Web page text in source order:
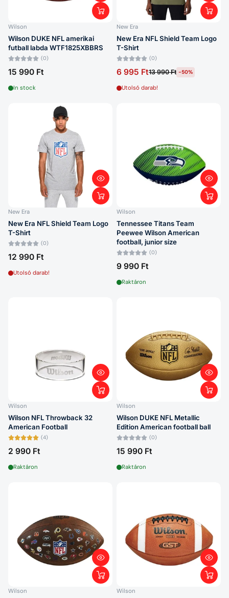
Wilson
Wilson DUKE NFL amerikai
futball labda WTF1825XBBRS
(0)
15 990 Ft
In stock
New Era
New Era NFL Shield Team Logo
T-Shirt
(0)
6 995 Ft13 990 Ft -50%
Utolsó darab!
New Era
New Era NFL Shield Team Logo
T-Shirt
(0)
12 990 Ft
Utolsó darab!
Wilson
Tennessee Titans Team
Peewee Wilson American
football, junior size
(0)
9 990 Ft
Raktáron
Wilson
Wilson NFL Throwback 32
American Football
(4)
2 990 Ft
Raktáron
Wilson
Wilson DUKE NFL Metallic
Edition American football ball
(0)
15 990 Ft
Raktáron
Wilson Wilson